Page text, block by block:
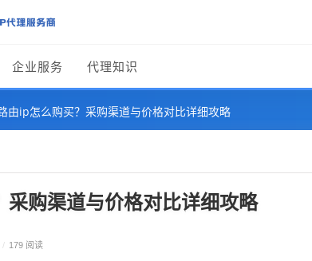
企业服务 代理知识
由ip怎么购买？采购渠道与价格对比详细攻略
购渠道与价格对比详细攻略
/ 179 阅读